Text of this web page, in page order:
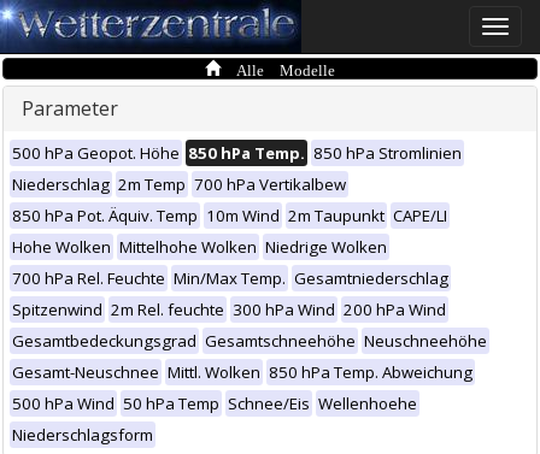
Toggle
Alle Modelle
Parameter
500 hPa Geopot. Höhe 850 hPa Temp. 850 hPa Stromlinien
Niederschlag 2m Temp 700 hPa Vertikalbew
850 hPa Pot. Äquiv. Temp 10m Wind 2m Taupunkt CAPE/LI
Hohe Wolken Mittelhohe Wolken Niedrige Wolken
700 hPa Rel. Feuchte Min/Max Temp. Gesamtniederschlag
Spitzenwind 2m Rel. feuchte 300 hPa Wind 200 hPa Wind
Gesamtbedeckungsgrad Gesamtschneehöhe Neuschneehöhe
Gesamt-Neuschnee Mittl. Wolken 850 hPa Temp. Abweichung
500 hPa Wind 50 hPa Temp Schnee/Eis Wellenhoehe
Niederschlagsform